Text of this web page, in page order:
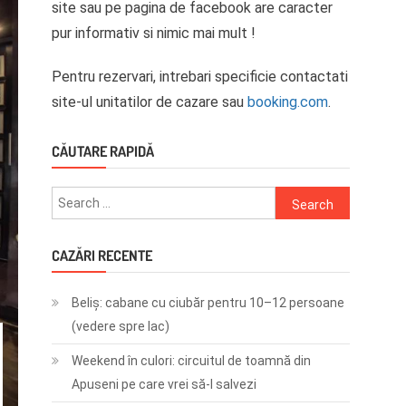
site sau pe pagina de facebook are caracter
pur informativ si nimic mai mult !
Pentru rezervari, intrebari specificie contactati
site-ul unitatilor de cazare sau booking.com.
CĂUTARE RAPIDĂ
Search
for:
CAZĂRI RECENTE
Beliș: cabane cu ciubăr pentru 10–12 persoane
(vedere spre lac)
Weekend în culori: circuitul de toamnă din
Apuseni pe care vrei să-l salvezi